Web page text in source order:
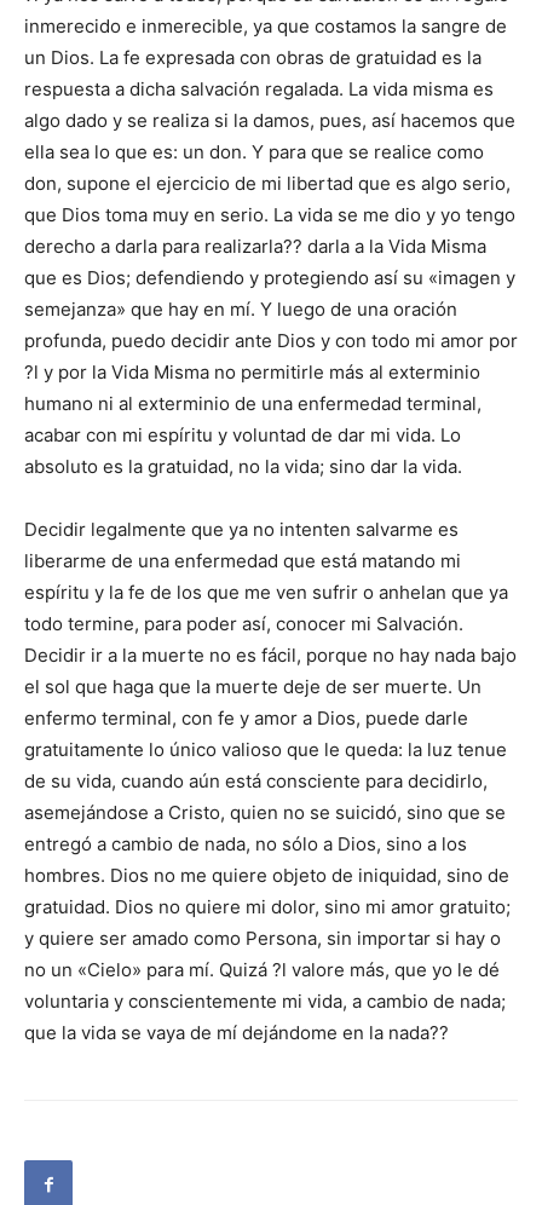
inmerecido e inmerecible, ya que costamos la sangre de
un Dios. La fe expresada con obras de gratuidad es la
respuesta a dicha salvación regalada. La vida misma es
algo dado y se realiza si la damos, pues, así hacemos que
ella sea lo que es: un don. Y para que se realice como
don, supone el ejercicio de mi libertad que es algo serio,
que Dios toma muy en serio. La vida se me dio y yo tengo
derecho a darla para realizarla?? darla a la Vida Misma
que es Dios; defendiendo y protegiendo así su «imagen y
semejanza» que hay en mí. Y luego de una oración
profunda, puedo decidir ante Dios y con todo mi amor por
?l y por la Vida Misma no permitirle más al exterminio
humano ni al exterminio de una enfermedad terminal,
acabar con mi espíritu y voluntad de dar mi vida. Lo
absoluto es la gratuidad, no la vida; sino dar la vida.
Decidir legalmente que ya no intenten salvarme es
liberarme de una enfermedad que está matando mi
espíritu y la fe de los que me ven sufrir o anhelan que ya
todo termine, para poder así, conocer mi Salvación.
Decidir ir a la muerte no es fácil, porque no hay nada bajo
el sol que haga que la muerte deje de ser muerte. Un
enfermo terminal, con fe y amor a Dios, puede darle
gratuitamente lo único valioso que le queda: la luz tenue
de su vida, cuando aún está consciente para decidirlo,
asemejándose a Cristo, quien no se suicidó, sino que se
entregó a cambio de nada, no sólo a Dios, sino a los
hombres. Dios no me quiere objeto de iniquidad, sino de
gratuidad. Dios no quiere mi dolor, sino mi amor gratuito;
y quiere ser amado como Persona, sin importar si hay o
no un «Cielo» para mí. Quizá ?l valore más, que yo le dé
voluntaria y conscientemente mi vida, a cambio de nada;
que la vida se vaya de mí dejándome en la nada??